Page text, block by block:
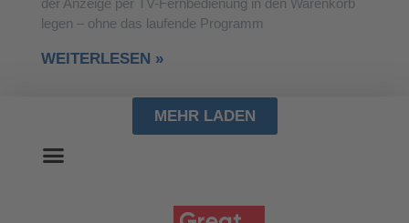
legen – ohne das laufende Programm
WEITERLESEN »
MEHR LADEN